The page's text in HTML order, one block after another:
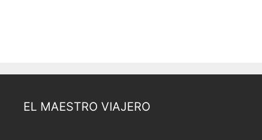
EL MAESTRO VIAJERO